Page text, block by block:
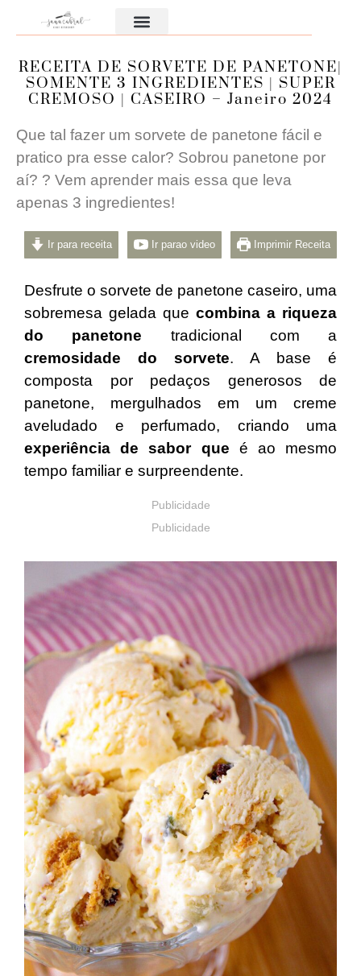
RECEITA DE SORVETE DE PANETONE|
SOMENTE 3 INGREDIENTES | SUPER
CREMOSO | CASEIRO – Janeiro 2024
Que tal fazer um sorvete de panetone fácil e
pratico pra esse calor? Sobrou panetone por
aí? ? Vem aprender mais essa que leva
apenas 3 ingredientes!
Ir para receita Ir parao video Imprimir Receita
Desfrute o sorvete de panetone caseiro, uma
sobremesa gelada que combina a riqueza
do panetone tradicional com a
cremosidade do sorvete. A base é
composta por pedaços generosos de
panetone, mergulhados em um creme
aveludado e perfumado, criando uma
experiência de sabor que é ao mesmo
tempo familiar e surpreendente.
Publicidade
Publicidade